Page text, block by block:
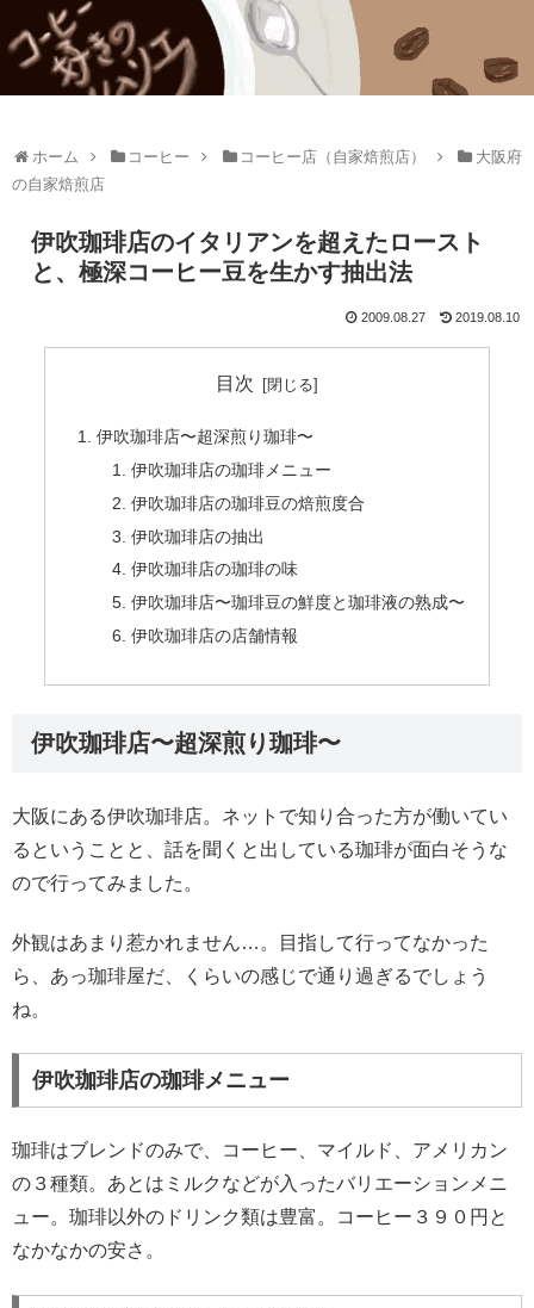
ホーム コーヒー コーヒー店（自家焙煎店）
大阪府
の自家焙煎店
伊吹珈琲店のイタリアンを超えたロースト
と、極深コーヒー豆を生かす抽出法
2009.08.27 2019.08.10
目次
伊吹珈琲店〜超深煎り珈琲〜
伊吹珈琲店の珈琲メニュー
伊吹珈琲店の珈琲豆の焙煎度合
伊吹珈琲店の抽出
伊吹珈琲店の珈琲の味
伊吹珈琲店〜珈琲豆の鮮度と珈琲液の熟成〜
伊吹珈琲店の店舗情報
伊吹珈琲店〜超深煎り珈琲〜
大阪にある伊吹珈琲店。ネットで知り合った方が働いてい
るということと、話を聞くと出している珈琲が面白そうな
ので行ってみました。
外観はあまり惹かれません…。目指して行ってなかった
ら、あっ珈琲屋だ、くらいの感じで通り過ぎるでしょう
ね。
伊吹珈琲店の珈琲メニュー
珈琲はブレンドのみで、コーヒー、マイルド、アメリカン
の３種類。あとはミルクなどが入ったバリエーションメニ
ュー。珈琲以外のドリンク類は豊富。コーヒー３９０円と
なかなかの安さ。